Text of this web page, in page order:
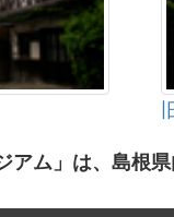
アム」は、島根